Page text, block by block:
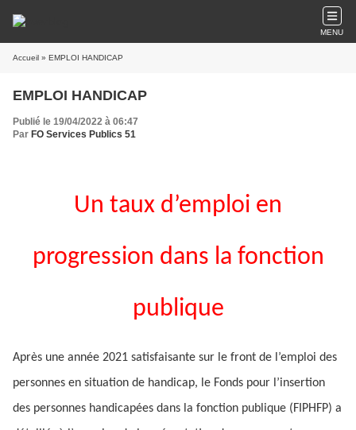
MENU
Accueil » EMPLOI HANDICAP
EMPLOI HANDICAP
Publié le 19/04/2022 à 06:47
Par FO Services Publics 51
Un taux d’emploi en
progression dans la fonction
publique
Après une année 2021 satisfaisante sur le front de l’emploi des
personnes en situation de handicap, le Fonds pour l’insertion
des personnes handicapées dans la fonction publique (FIPHFP) a